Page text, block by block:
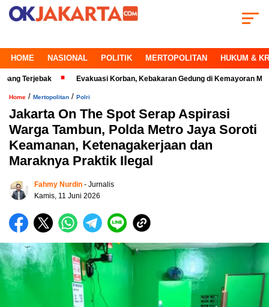
HOME NASIONAL POLITIK MERTOPOLITAN HUKUM &
Evakuasi Korban, Kebakaran Gedung di Kemayoran Makin Kritis
Home / Mertopolitan / Polri
Jakarta On The Spot Serap Aspirasi
Warga Tambun, Polda Metro Jaya Soroti
Keamanan, Ketenagakerjaan dan
Maraknya Praktik Ilegal
Fahmy Nurdin - Jurnalis
Kamis, 11 Juni 2026